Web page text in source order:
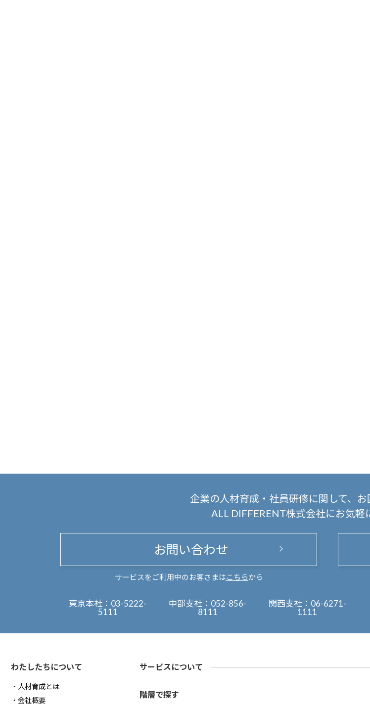
企業の人材育成・社員研修に関して、
お
ALL DIFFERENT株式会社にお気軽
お問い合わせ
サービスをご利用中のお客さまは こちらから
東京本社： 03-5222-
5111
中部支社： 052-856-
8111
関西支社： 06-6271-
1111
わたしたちについて
人材育成とは
会社概要
サービスについて
階層で探す